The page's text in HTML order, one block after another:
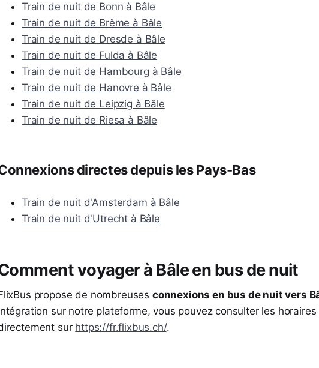
Train de nuit de Bonn à Bâle
Train de nuit de Brême à Bâle
Train de nuit de Dresde à Bâle
Train de nuit de Fulda à Bâle
Train de nuit de Hambourg à Bâle
Train de nuit de Hanovre à Bâle
Train de nuit de Leipzig à Bâle
Train de nuit de Riesa à Bâle
directes depuis les Pays-Bas
Train de nuit d'Amsterdam à Bâle
Train de nuit d'Utrecht à Bâle
voyager à Bâle en bus de nuit
propose de nombreuses connexions en bus de nuit vers
sur notre plateforme, vous pouvez consulter les
sur https://fr.flixbus.ch/.